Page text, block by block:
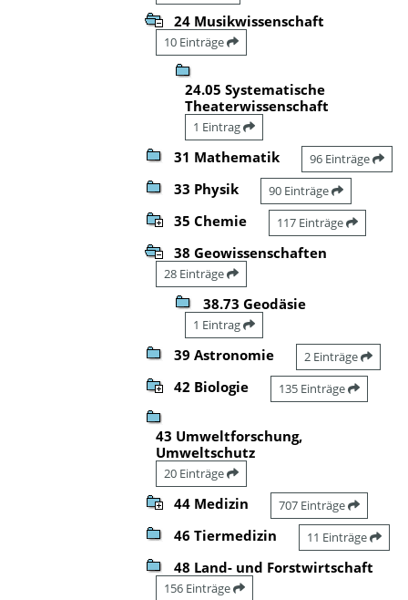
24 Musikwissenschaft
10 Einträge
24.05 Systematische
Theaterwissenschaft
1 Eintrag
31 Mathematik 96 Einträge
33 Physik 90 Einträge
35 Chemie 117 Einträge
38 Geowissenschaften
28 Einträge
38.73 Geodäsie
1 Eintrag
39 Astronomie 2 Einträge
42 Biologie 135 Einträge
43 Umweltforschung,
Umweltschutz
20 Einträge
44 Medizin 707 Einträge
46 Tiermedizin 11 Einträge
48 Land- und Forstwirtschaft
156 Einträge